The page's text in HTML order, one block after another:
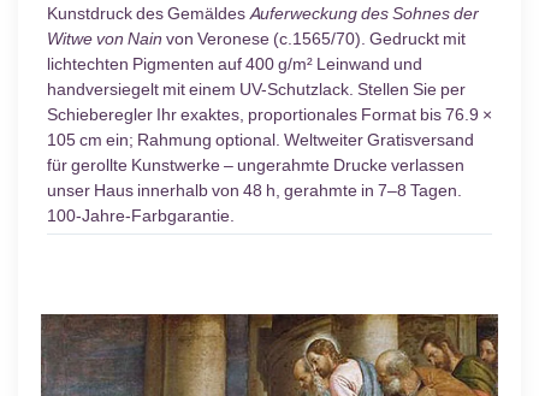
Kunstdruck des GemäldesAuferweckung des Sohnes der
Witwe von Nain von Veronese (c.1565/70). Gedruckt mit
lichtechten Pigmenten auf 400 g/m² Leinwand und
handversiegelt mit einem UV-Schutzlack. Stellen Sie per
Schieberegler Ihr exaktes, proportionales Format bis 76.9 ×
105 cm ein; Rahmung optional. Weltweiter Gratisversand
für gerollte Kunstwerke – ungerahmte Drucke verlassen
unser Haus innerhalb von 48 h, gerahmte in 7–8 Tagen.
100-Jahre-Farbgarantie.